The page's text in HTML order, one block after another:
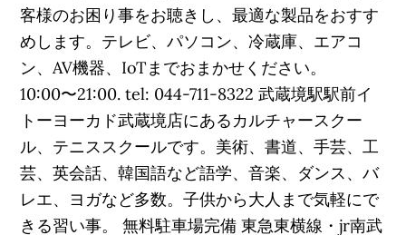
客様のお困り事をお聴きし、最適な製品をおすす
めします。テレビ、パソコン、冷蔵庫、エアコ
ン、AV機器、IoTまでおまかせください。
10:00〜21:00. tel: 044-711-8322 武蔵境駅駅前イ
トーヨーカド武蔵境店にあるカルチャースクー
ル、テニススクールです。美術、書道、手芸、工
芸、英会話、韓国語など語学、音楽、ダンス、バ
レエ、ヨガなど多数。子供から大人まで気軽にで
きる習い事。 無料駐車場完備 東急東横線・jr南武